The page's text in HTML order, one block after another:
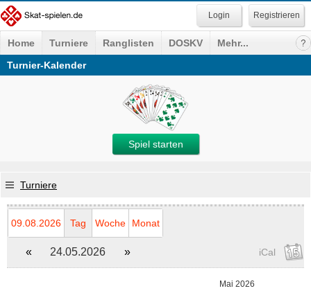
Registrieren
Home Turniere Ranglisten DOSKV
Mehr...
Turnier-Kalender
Spiel starten
Turniere
09.08.2026 Tag Woche Monat
« 24.05.2026 » iCal
Mai 2026